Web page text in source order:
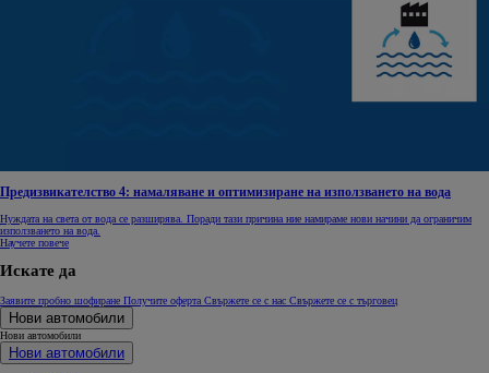
Предизвикателство 4: намаляване и оптимизиране на използването на вода
Нуждата на света от вода се разширява. Поради тази причина ние намираме нови начини да ограничим
използването на вода.
Научете повече
Искате да
Заявите пробно шофиране Получите оферта Свържете се с нас Свържете се с търговец
Нови автомобили
Нови автомобили
Нови автомобили